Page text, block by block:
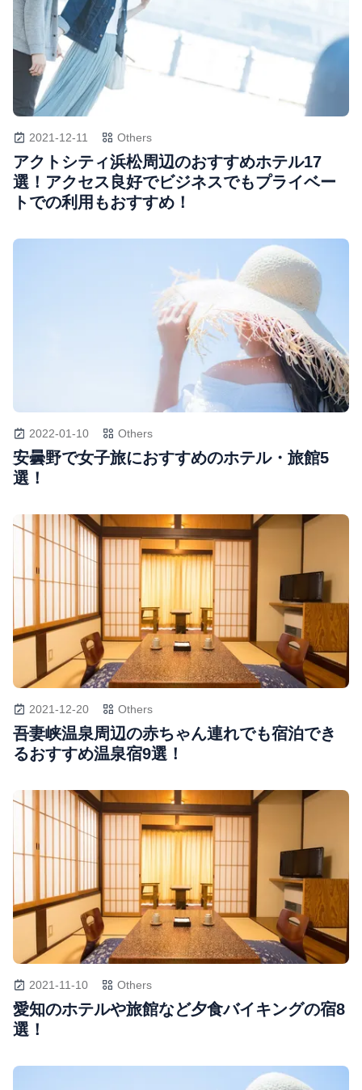
2021-12-11 Others
アクトシティ浜松周辺のおすすめホテル17
選！アクセス良好でビジネスでもプライベー
トでの利用もおすすめ！
2022-01-10 Others
安曇野で女子旅におすすめのホテル・旅館5
選！
2021-12-20 Others
吾妻峡温泉周辺の赤ちゃん連れでも宿泊でき
るおすすめ温泉宿9選！
2021-11-10 Others
愛知のホテルや旅館など夕食バイキングの宿8
選！